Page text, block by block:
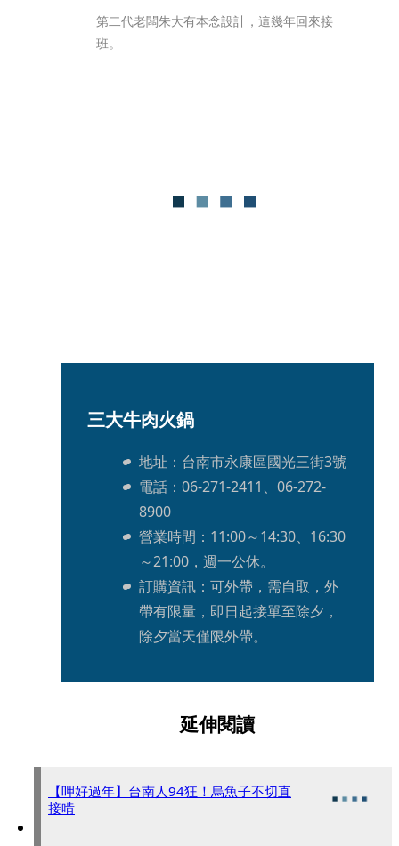
第二代老闆朱大有本念設計，這幾年回來接
班。
三大牛肉火鍋
地址：台南市永康區國光三街3號
電話：06-271-2411、06-272-
8900
營業時間：11:00～14:30、16:30
～21:00，週一公休。
訂購資訊：可外帶，需自取，外
帶有限量，即日起接單至除夕，
除夕當天僅限外帶。
延伸閱讀
【呷好過年】台南人94狂！烏魚子不切直
接啃